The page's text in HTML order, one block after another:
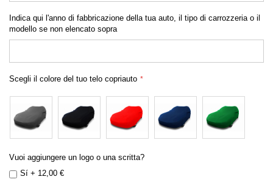
Indica qui l'anno di fabbricazione della tua auto, il tipo di carrozzeria o il
modello se non elencato sopra
Scegli il colore del tuo telo copriauto
Vuoi aggiungere un logo o una scritta?
Sí + 12,00 €